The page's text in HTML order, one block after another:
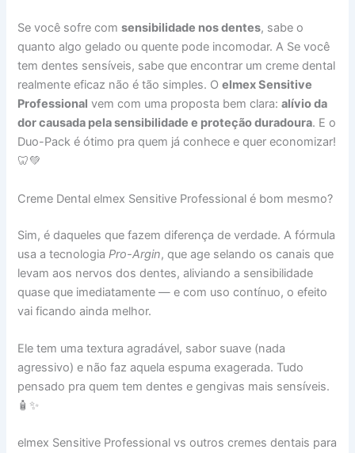
Se você sofre comsensibilidade nos dentes, sabe o
quanto algo gelado ou quente pode incomodar. A Se você
tem dentes sensíveis, sabe que encontrar um creme dental
realmente eficaz não é tão simples. Oelmex Sensitive
Professional vem com uma proposta bem clara:alívio da
dor causada pela sensibilidade e proteção duradoura. E o
Duo-Pack é ótimo pra quem já conhece e quer economizar!
🦷💚
Creme Dental elmex Sensitive Professional é bom mesmo?
Sim, é daqueles que fazem diferença de verdade. A fórmula
usa a tecnologia Pro-Argin, que age selando os canais que
levam aos nervos dos dentes, aliviando a sensibilidade
quase que imediatamente — e com uso contínuo, o efeito
vai ficando ainda melhor.
Ele tem uma textura agradável, sabor suave (nada
agressivo) e não faz aquela espuma exagerada. Tudo
pensado pra quem tem dentes e gengivas mais sensíveis.
🧴✨
elmex Sensitive Professional vs outros cremes dentais para